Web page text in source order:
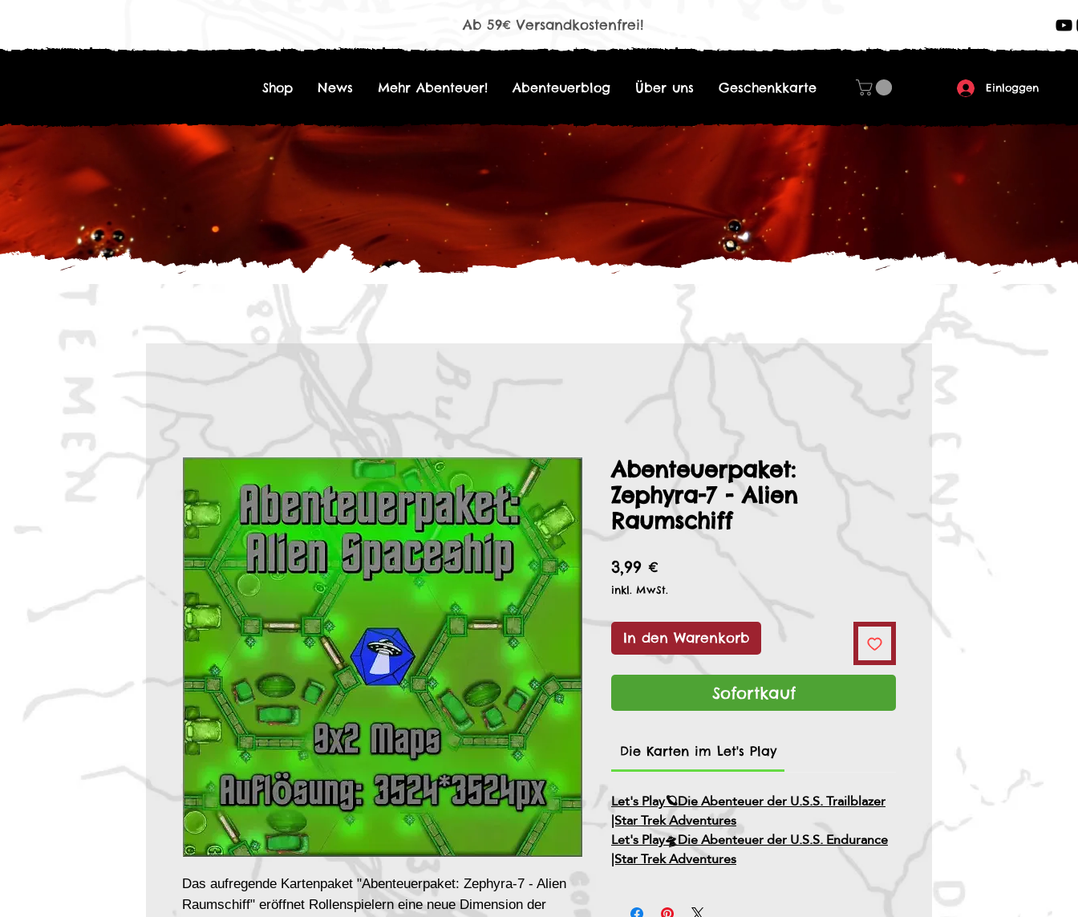
Ab 59€ Versandkostenfrei!
Shop News Mehr Abenteuer! Abenteuerblog Über uns Geschenkkarte Einloggen
Das aufregende Kartenpaket "Abenteuerpaket: Zephyra-7 - Alien
Raumschiff" eröffnet Rollenspielern eine neue Dimension der
Abenteuerpaket:
Zephyra-7 - Alien
Raumschiff
3,99 €
inkl. MwSt.
In den Warenkorb
Sofortkauf
Die Karten im Let's Play
Let's Play🪐Die Abenteuer der U.S.S. Trailblazer
|Star Trek Adventures
Let's Play🛸Die Abenteuer der U.S.S. Endurance
|Star Trek Adventures